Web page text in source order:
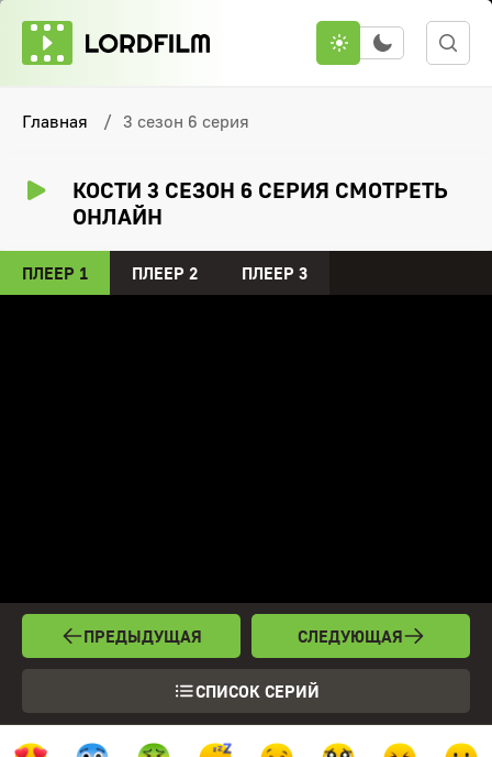
Главная 3 сезон 6 серия
КОСТИ 3 СЕЗОН 6 СЕРИЯ СМОТРЕТЬ
ОНЛАЙН
ПЛЕЕР 1 ПЛЕЕР 2 ПЛЕЕР 3
ПРЕДЫДУЩАЯ
СПИСОК СЕРИЙ
СЛЕДУЮЩАЯ